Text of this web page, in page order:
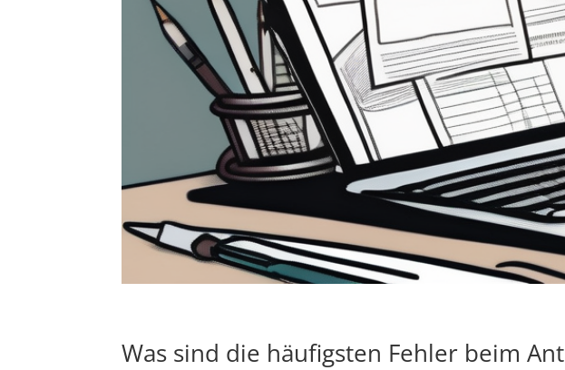
Was sind die häufigsten Fehler beim